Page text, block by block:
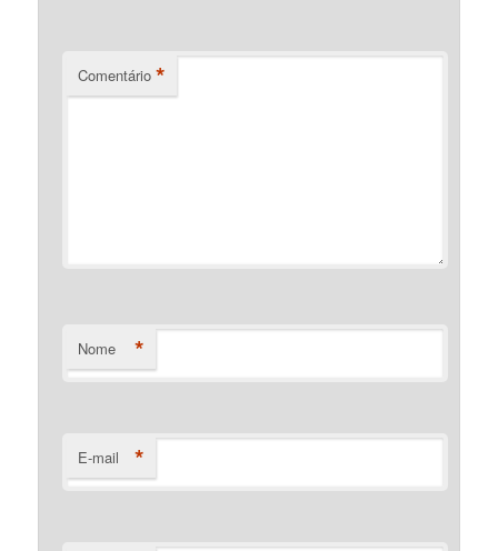
Comentário *
Nome *
E-mail *